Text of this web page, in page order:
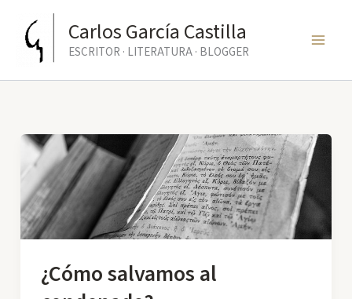
contenido
Carlos García Castilla
ESCRITOR · LITERATURA · BLOGGER
¿Cómo salvamos al